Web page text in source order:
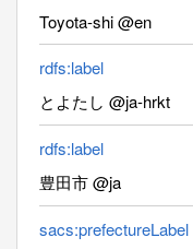
Toyota-shi @en
rdfs:label
とよたし @ja-hrkt
rdfs:label
豊田市 @ja
sacs:prefectureLabel